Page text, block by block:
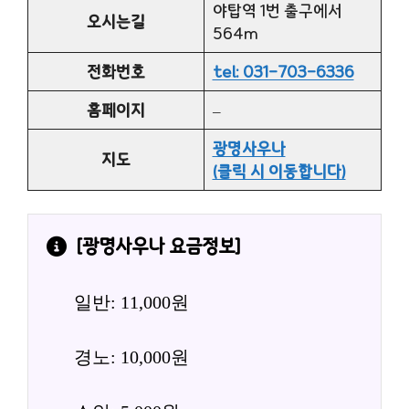
오시는길
야탑역 1번 출구에서
564m
전화번호
tel: 031-703-6336
홈페이지
–
지도
광명사우나
(클릭 시 이동합니다)
[광명사우나 요금정보]
일반: 11,000원
경노: 10,000원